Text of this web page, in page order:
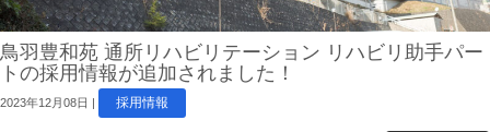
鳥羽豊和苑 通所リハビリテーション リハビリ助手パー
トの採用情報が追加されました！
2023年12月08日 | 採用情報